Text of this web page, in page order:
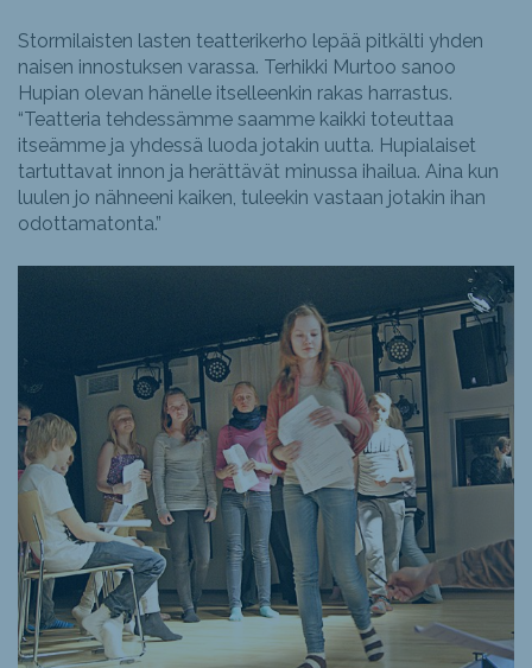
Stormilaisten lasten teatterikerho lepää pitkälti yhden
naisen innostuksen varassa. Terhikki Murtoo sanoo
Hupian olevan hänelle itselleenkin rakas harrastus.
“Teatteria tehdessämme saamme kaikki toteuttaa
itseämme ja yhdessä luoda jotakin uutta. Hupialaiset
tartuttavat innon ja herättävät minussa ihailua. Aina kun
luulen jo nähneeni kaiken, tuleekin vastaan jotakin ihan
odottamatonta.”